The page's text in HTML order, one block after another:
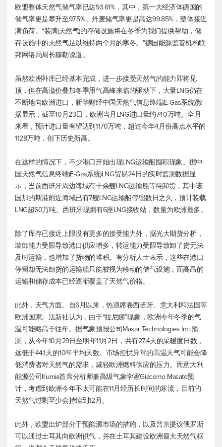
欧盟整体天然气储气率已达93.61%，其中，第一大经济体德国的
储气率更是攀升至97.5%。丹麦储气率更是高达99.85%，整体接近
满负荷。“装满(天然气)的存储设施将在冬季为我们提供帮助，储
存设施中的天然气足以维持两个月的寒冬。”德国能源监管机构联
邦网络局局长穆勒说道。
虽然欧洲补库已经基本完成，进一步接受天然气的能力即将见
顶，但在高溢价叠加冬季用气高峰来临的驱动下，大量LNG仍在
不断地向欧洲进口，新华财经中国天然气信息终端(E-Gas系统)数
据显示，截至10月23日，欧洲当月LNG进口量约740万吨。全月
来看，预计进口量有望达到1170万吨，超过今年4月份高点水平的
1128万吨，创下历史新高。
在这样的情况下，不少港口开始出现LNG运输船囤积现象。据中
国天然气信息终端(E-Gas系统)LNG贸易24日的实时监测数据显
示，当前西班牙周边海域有十余艘LNG运输船等待卸货，其中该
国加的斯港附近海域已有7艘LNG运输船停留数日之久，预计装载
LNG超60万吨。西班牙现拥有6座LNG接收站，数量为欧洲最多。
除了库存已接近上限没有更多的接受能力外，据光大期货分析，
装卸能力受限导致港口供应增多，转运能力受限导致卸了货无法
及时运输，也增加了货物的堆积。有分析人士表示，这些在港口
停留却无法卸货的运输船只能被视为移动的储气设施，而高昂的
运输和储存成本已经逐渐覆盖了天然气价格。
此外，天气方面。自6月以来，热浪席卷西班牙、意大利和法国等
欧洲国家。法新社认为，由于“拉尼娜”现象，欧洲今年冬季的气
温可能略高于往年。据气象预报公司Maxar Technologies Inc.预
测，从今年10月29日至明年11月2日，共有27.4天的采暖度日数，
远低于44.1天的10年平均天数。市场担忧异常的高温天气可能会降
低消费者对天然气的需求，减轻欧洲燃料供应的压力。而意大利
能源公司Illumia首席分析师兼高级气象学家Giacomo Masato预
计，考虑到欧洲今年不太可能在11月经历长时间的寒流，目前的
天然气过剩至少会持续到12月。
此外，欧盟出炉部分干预能源市场的措施，以及普京提议俄罗斯
可以通过土耳其向欧洲供气，并在土耳其建设欧洲最大天然气枢